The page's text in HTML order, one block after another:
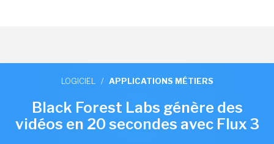
LOGICIEL / APPLICATIONS MÉTIERS
Black Forest Labs génère des
vidéos en 20 secondes avec Flux 3